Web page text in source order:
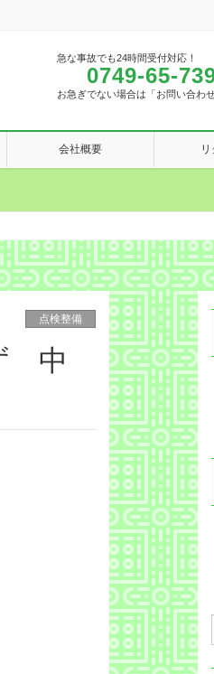
急な事故でも24時間受付対応！
0749-65-
お急ぎでない場合は「お問い合わ
会社概要
点検整備
中